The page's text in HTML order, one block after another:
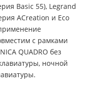
Basic 55), Legrand
ACreation и Eco
с рамками
QUADRO без
ночной